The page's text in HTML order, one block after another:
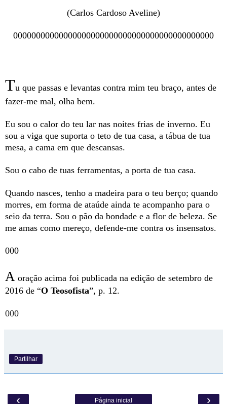
(Carlos Cardoso Aveline)
00000000000000000000000000000000000000000000
Tu que passas e levantas contra mim teu braço, antes de
fazer-me mal, olha bem.
Eu sou o calor do teu lar nas noites frias de inverno. Eu
sou a viga que suporta o teto de tua casa, a tábua de tua
mesa, a cama em que descansas.
Sou o cabo de tuas ferramentas, a porta de tua casa.
Quando nasces, tenho a madeira para o teu berço; quando
morres, em forma de ataúde ainda te acompanho para o
seio da terra. Sou o pão da bondade e a flor de beleza. Se
me amas como mereço, defende-me contra os insensatos.
000
A oração acima foi publicada na edição de setembro de
2016 de “O Teosofista”, p. 12.
000
Partilhar
‹ ›
Página inicial